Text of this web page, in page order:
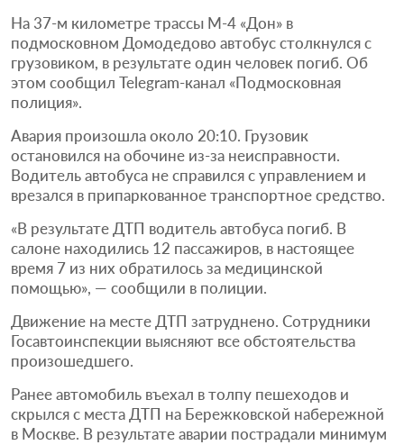
На 37-м километре трассы М-4 «Дон» в
подмосковном Домодедово автобус столкнулся с
грузовиком, в результате один человек погиб. Об
этом сообщил Telegram-канал «Подмосковная
полиция».
Авария произошла около 20:10. Грузовик
остановился на обочине из-за неисправности.
Водитель автобуса не справился с управлением и
врезался в припаркованное транспортное средство.
«В результате ДТП водитель автобуса погиб. В
салоне находились 12 пассажиров, в настоящее
время 7 из них обратилось за медицинской
помощью», — сообщили в полиции.
Движение на месте ДТП затруднено. Сотрудники
Госавтоинспекции выясняют все обстоятельства
произошедшего.
Ранее автомобиль въехал в толпу пешеходов и
скрылся с места ДТП на Бережковской набережной
в Москве. В результате аварии пострадали минимум